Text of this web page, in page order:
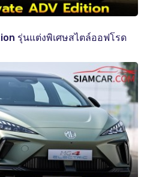
รุ่นแต่งพิเศษสไตล์ออฟโรด